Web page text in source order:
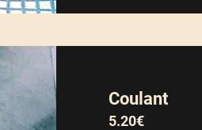
Coulant
5.20€